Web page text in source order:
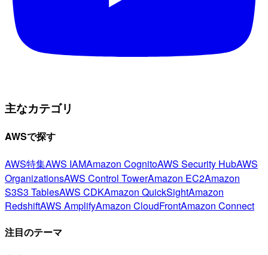
主なカテゴリ
AWSで探す
AWS特集AWS IAMAmazon CognitoAWS Security HubAWS
OrganizationsAWS Control TowerAmazon EC2Amazon
S3S3 TablesAWS CDKAmazon QuickSightAmazon
RedshiftAWS AmplifyAmazon CloudFrontAmazon Connect
注目のテーマ